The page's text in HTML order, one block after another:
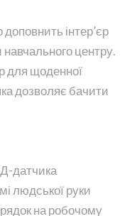
інтер’єр
навчального центру.
для щоденної
дозволяє бачити
датчика
людської руки
на робочому